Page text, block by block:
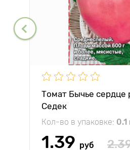
Томат Бычье сердце
Седек
Кол-во в упаковке: 0.1
1.39 руб